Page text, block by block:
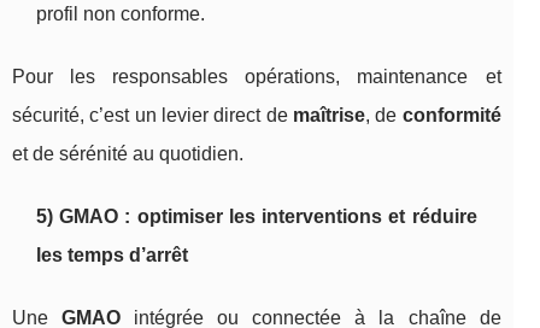
profil non conforme.
Pour les responsables opérations, maintenance et
sécurité, c’est un levier direct de maîtrise, de conformité
et de sérénité au quotidien.
5) GMAO : optimiser les interventions et réduire
les temps d’arrêt
UneGMAO intégrée ou connectée à la chaîne de